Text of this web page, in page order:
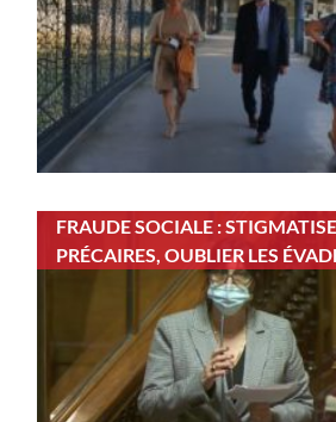
FRAUDE SOCIALE :
PRÉCAIRES, OUBLIER LES